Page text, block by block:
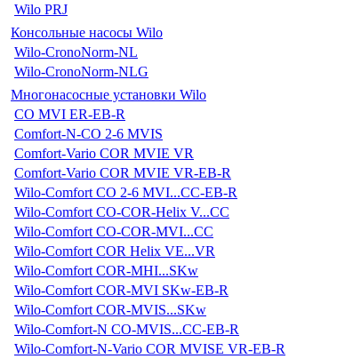
Wilo PRJ
Консольные насосы Wilo
Wilo-CronoNorm-NL
Wilo-CronoNorm-NLG
Многонасосные установки Wilo
CO MVI ER-EB-R
Comfort-N-CO 2-6 MVIS
Comfort-Vario COR MVIE VR
Comfort-Vario COR MVIE VR-EB-R
Wilo-Comfort CO 2-6 MVI...CC-EB-R
Wilo-Comfort CO-COR-Helix V...CC
Wilo-Comfort CO-COR-MVI...CC
Wilo-Comfort COR Helix VE...VR
Wilo-Comfort COR-MHI...SKw
Wilo-Comfort COR-MVI SKw-EB-R
Wilo-Comfort COR-MVIS...SKw
Wilo-Comfort-N CO-MVIS...CC-EB-R
Wilo-Comfort-N-Vario COR MVISE VR-EB-R